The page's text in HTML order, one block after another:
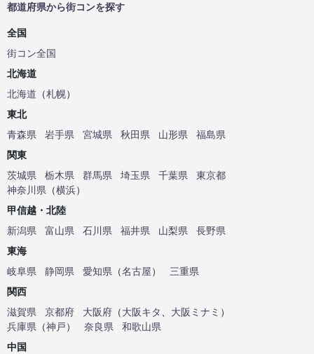
都道府県から街コンを探す
全国
街コン全国
北海道
北海道 （札幌）
東北
青森県
岩手県 宮城県 秋田県 山形県
福島県
関東
茨城県
栃木県 群馬県 埼玉県 千葉県
東京都
神奈川県 （横浜）
甲信越・北陸
新潟県
富山県 石川県 福井県 山梨県
長野県
東海
岐阜県
静岡県 愛知県 （名古屋）
三重県
関西
滋賀県
京都府 大阪府 （大阪キタ 大阪ミナミ ）
兵庫県 （神戸） 奈良県
和歌山県
中国